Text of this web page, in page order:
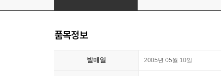
품목정보
발매일 2005년 05월 10일